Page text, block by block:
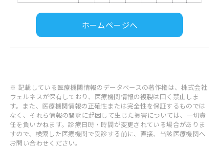
ホームページへ
※ 記載している医療機関情報のデータベースの著作権は、株式会社
ウェルネスが保有しており、医療機関情報の複製は固く禁止しま
す。また、医療機関情報の正確性または完全性を保証するものでは
なく、それら情報の閲覧に起因して生じた損害については、一切責
任を負いかねます。診療日時・時間が変更されている場合がありま
すので、検索した医療機関で受診する前に、直接、当該医療機関へ
お問い合わせください。